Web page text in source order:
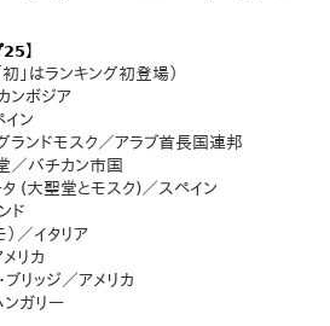
】
」はランキング初登場）
ンボジア
ン
ランドモスク／アラブ首長国連邦
／バチカン市国
(大聖堂とモスク)／スペイン
ド
／イタリア
リカ
リッジ／アメリカ
ガリー